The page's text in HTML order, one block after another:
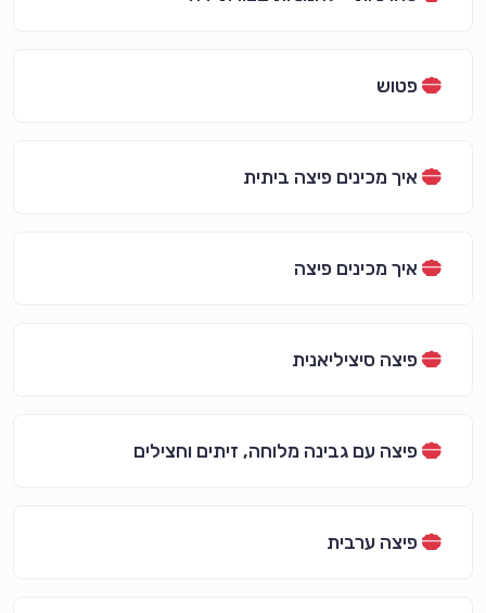
פטוש
איך מכינים פיצה ביתית
איך מכינים פיצה
פיצה סיציליאנית
פיצה עם גבינה מלוחה, זיתים וחצילים
פיצה ערבית